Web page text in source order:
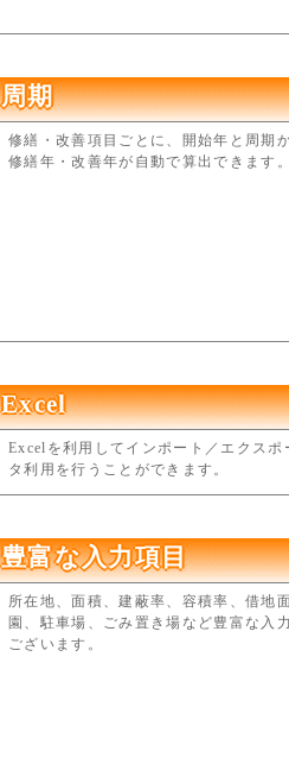
周期
修繕・改善項目ごとに、開始年と周期
修繕年・改善年が自動で算出できます
Excel
Excelを利用してインポート／エクスポ
タ利用を行うことができます。
豊富な入力項目
所在地、面積、建蔽率、容積率、借地
園、駐車場、ごみ置き場など豊富な入
ございます。